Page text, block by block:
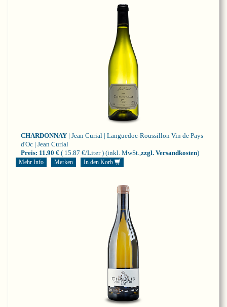
CHARDONNAY | Jean Curial | Languedoc-Roussillon Vin de Pays
d'Oc | Jean Curial
Preis: 11.90 € ( 15.87 €/Liter ) (inkl. MwSt., zzgl. Versandkosten)
Mehr Info Merken In den Korb